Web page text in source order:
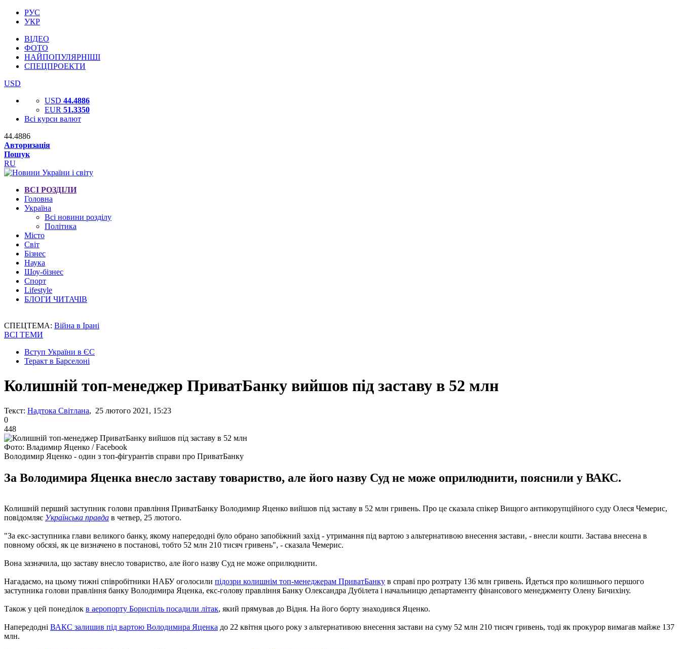
РУС
УКР
ВІДЕО
ФОТО
НАЙПОПУЛЯРНІШІ
СПЕЦПРОЕКТИ
USD
USD 44.4886
EUR 51.3350
Всі курси валют
44.4886
Авторизація
Пошук
RU
ВСІ РОЗДІЛИ
Головна
Україна
Всі новини розділу
Політика
Місто
Світ
Бізнес
Наука
Шоу-бізнес
Спорт
Lifestyle
БЛОГИ ЧИТАЧІВ
СПЕЦТЕМА: Війна в Ірані
ВСІ ТЕМИ
Вступ України в ЄС
Теракт в Барселоні
Колишній топ-менеджер ПриватБанку вийшов під заставу в 52 млн
Текст: Надтока Світлана, 25 лютого 2021, 15:23
0
448
Фото: Владимир Яценко / Facebook
Володимир Яценко - один з топ-фігурантів справи про ПриватБанку
За Володимира Яценка внесло заставу товариство, але його назву Суд не може оприлюднити, пояснили у ВАКС.
Колишній перший заступник голови правління ПриватБанку Володимир Яценко вийшов під заставу в 52 млн гривень. Про це сказала спікер Вищого антикорупційного суду Олеся Чемерис,
повідомляє Українська правда в четвер, 25 лютого.
"За екс-заступника глави великого банку, якому напередодні було обрано запобіжний захід - утримання під вартою з альтернативою внесення застави, - внесли кошти. Застава внесена в
повному обсязі, як це визначено в постанові, тобто 52 млн 210 тисяч гривень", - сказала Чемерис.
Вона зазначила, що заставу внесло товариство, але його назву Суд не може оприлюднити.
Нагадаємо, на цьому тижні співробітники НАБУ оголосили підозри колишнім топ-менеджерам ПриватБанку в справі про розтрату 136 млн гривень. Йдеться про колишнього першого
заступника голови правління банку Володимира Яценка, екс-голову правління Банку Олександра Дубілета і начальницю департаменту фінансового менеджменту Олену Бичихіну.
Також у цей понеділок в аеропорту Бориспіль посадили літак, який прямував до Відня. На його борту знаходився Яценко.
Напередодні ВАКС залишив під вартою Володимира Яценка до 22 квітня цього року з альтернативою внесення застави на суму 52 млн 210 тисяч гривень, тоді як прокурор вимагав майже 137
млн.